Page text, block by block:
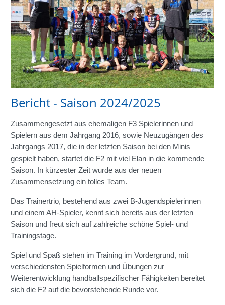
Bericht - Saison 2024/2025
Zusammengesetzt aus ehemaligen F3 Spielerinnen und
Spielern aus dem Jahrgang 2016, sowie Neuzugängen des
Jahrgangs 2017, die in der letzten Saison bei den Minis
gespielt haben, startet die F2 mit viel Elan in die kommende
Saison. In kürzester Zeit wurde aus der neuen
Zusammensetzung ein tolles Team.
Das Trainertrio, bestehend aus zwei B-Jugendspielerinnen
und einem AH-Spieler, kennt sich bereits aus der letzten
Saison und freut sich auf zahlreiche schöne Spiel- und
Trainingstage.
Spiel und Spaß stehen im Training im Vordergrund, mit
verschiedensten Spielformen und Übungen zur
Weiterentwicklung handballspezifischer Fähigkeiten bereitet
sich die F2 auf die bevorstehende Runde vor.